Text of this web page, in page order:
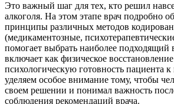
Это важный шаг для тех, кто решил
алкоголя. На этом этапе врач подробно
принципы различных методов
(медикаментозные,
помогает выбрать наиболее подходящий
включает как физическое
психологическую готовность пациента
уделяем особое внимание тому, чтобы
своем решении и понимал важность
соблюдения рекомендаций врача.